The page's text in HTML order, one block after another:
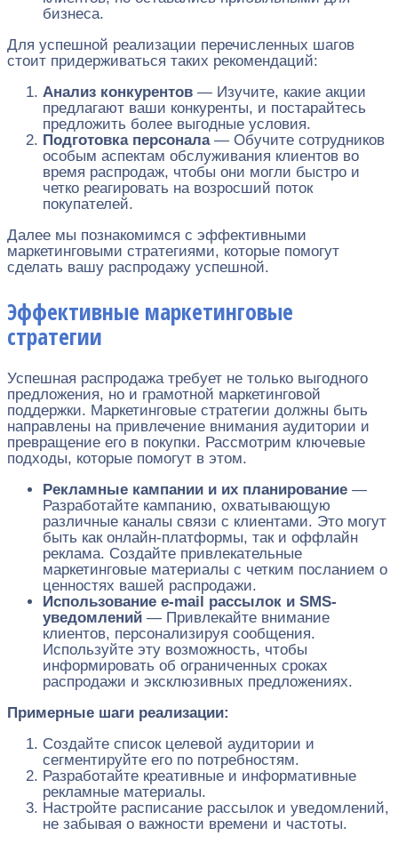
бизнеса.
Для успешной реализации перечисленных шагов
стоит придерживаться таких рекомендаций:
Анализ конкурентов — Изучите, какие акции
предлагают ваши конкуренты, и постарайтесь
предложить более выгодные условия.
Подготовка персонала— Обучите сотрудников
особым аспектам обслуживания клиентов во
время распродаж, чтобы они могли быстро и
четко реагировать на возросший поток
покупателей.
Далее мы познакомимся с эффективными
маркетинговыми стратегиями, которые помогут
сделать вашу распродажу успешной.
Эффективные маркетинговые
стратегии
Успешная распродажа требует не только выгодного
предложения, но и грамотной маркетинговой
поддержки. Маркетинговые стратегии должны быть
направлены на привлечение внимания аудитории и
превращение его в покупки. Рассмотрим ключевые
подходы, которые помогут в этом.
Рекламные кампании и их планирование —
Разработайте кампанию, охватывающую
различные каналы связи с клиентами. Это могут
быть как онлайн-платформы, так и оффлайн
реклама. Создайте привлекательные
маркетинговые материалы с четким посланием о
ценностях вашей распродажи.
Использование e-mail рассылок и SMS-
уведомлений — Привлекайте внимание
клиентов, персонализируя сообщения.
Используйте эту возможность, чтобы
информировать об ограниченных сроках
распродажи и эксклюзивных предложениях.
Примерные шаги реализации:
Создайте список целевой аудитории и
сегментируйте его по потребностям.
Разработайте креативные и информативные
рекламные материалы.
Настройте расписание рассылок и уведомлений,
не забывая о важности времени и частоты.